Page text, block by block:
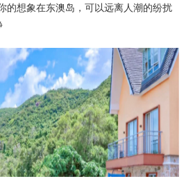
的想象在东澳岛，可以远离人潮的纷扰